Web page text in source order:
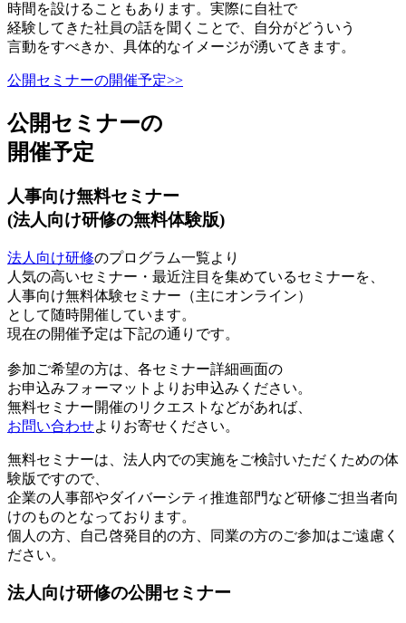
時間を設けることもあります。実際に自社で
経験してきた社員の話を聞くことで、自分がどういう
言動をすべきか、具体的なイメージが湧いてきます。
公開セミナーの開催予定>>
公開セミナーの
開催予定
人事向け無料セミナー
(法人向け研修の無料体験版)
法人向け研修のプログラム一覧より
人気の高いセミナー・最近注目を集めているセミナーを、
人事向け無料体験セミナー（主にオンライン）
として随時開催しています。
現在の開催予定は下記の通りです。
参加ご希望の方は、各セミナー詳細画面の
お申込みフォーマットよりお申込みください。
無料セミナー開催のリクエストなどがあれば、
お問い合わせよりお寄せください。
無料セミナーは、法人内での実施をご検討いただくための体
験版ですので、
企業の人事部やダイバーシティ推進部門など研修ご担当者向
けのものとなっております。
個人の方、自己啓発目的の方、同業の方のご参加はご遠慮く
ださい。
法人向け研修の公開セミナー